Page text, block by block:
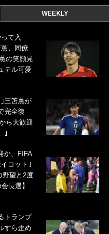
WEEKLY
て入
、同僚
の笑顔見
テル可愛
｣三笘薫が
完全復
ら大歓迎
｣
か、FIFA
コット｣
野望と2度
長選】
トランプ
すら歪め